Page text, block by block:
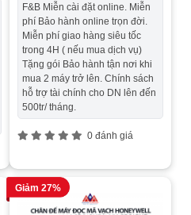
F&B Miễn cài đặt online. Miễn
phí Bảo hành online trọn đời.
Miễn phí giao hàng siêu tốc
trong 4H ( nếu mua dịch vụ)
Tặng gói Bảo hành tận nơi khi
mua 2 máy trở lên. Chính sách
hỗ trợ tài chính cho DN lên đến
500tr/ tháng.
0 đánh giá
Giảm 27%